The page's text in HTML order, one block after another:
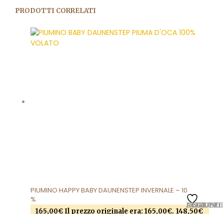
PRODOTTI CORRELATI
AGGIUNGI ALLA LISTA DEI DESIDERI
PIUMINO HAPPY BABY DAUNENSTEP INVERNALE – 10
%
165,00€ Il prezzo originale era: 165,00€. 148,50€